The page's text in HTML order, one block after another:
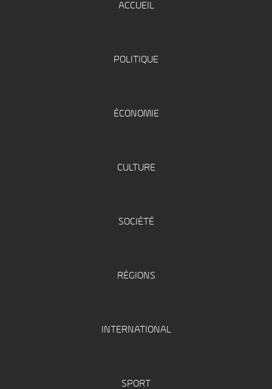
ACCUEIL
POLITIQUE
ÉCONOMIE
CULTURE
SOCIÉTÉ
RÉGIONS
INTERNATIONAL
SPORT